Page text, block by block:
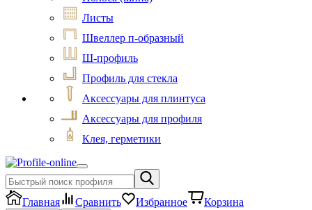
Листы
Швеллер п-образный
Ш-профиль
Профиль для стекла
Аксессуары для плинтуса
Аксессуары для профиля
Клея, герметики
Главная Сравнить Избранное Корзина